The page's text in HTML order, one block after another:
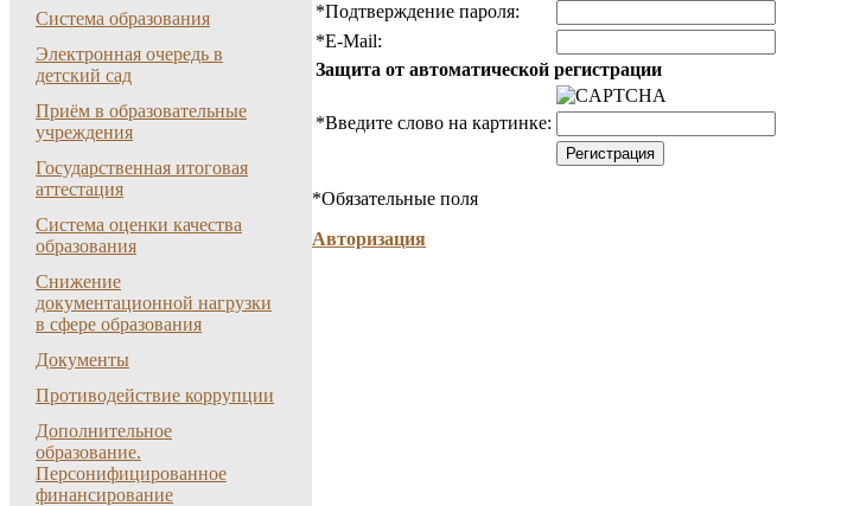
Система образования
Электронная очередь в
детский сад
Приём в образовательные
учреждения
Государственная итоговая
аттестация
Система оценки качества
образования
Снижение
документационной нагрузки
в сфере образования
Документы
Противодействие коррупции
Дополнительное
образование.
Персонифицированное
финансирование
*Подтверждение пароля:
*E-Mail:
Защита от автоматической регистрации
*Введите слово на картинке:
*Обязательные поля
Авторизация